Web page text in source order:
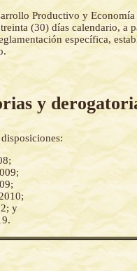
Productivo y Economía
(30) días calendario, a
específica,
y
y